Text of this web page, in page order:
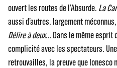
ouvert les routes de l’Absurde. La
aussi d’autres, largement
Délire à deux… Dans le même esprit
complicité avec les spectateurs.
retrouvailles, la preuve que Ionesco